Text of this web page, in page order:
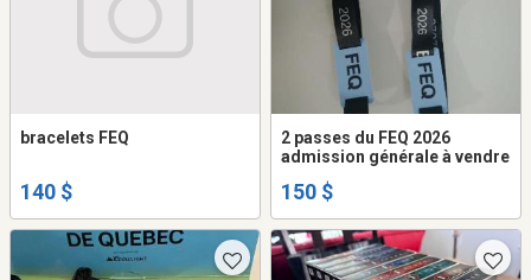
bracelets FEQ
140 $
2 passes du FEQ 2026
admission générale à vendre
150 $